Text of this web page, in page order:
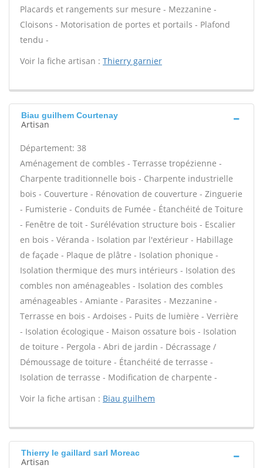
Placards et rangements sur mesure - Mezzanine -
Cloisons - Motorisation de portes et portails - Plafond
tendu -
Voir la fiche artisan : Thierry garnier
Biau guilhem Courtenay
Artisan
Département: 38
Aménagement de combles - Terrasse tropézienne -
Charpente traditionnelle bois - Charpente industrielle
bois - Couverture - Rénovation de couverture - Zinguerie
- Fumisterie - Conduits de Fumée - Étanchéité de Toiture
- Fenêtre de toit - Surélévation structure bois - Escalier
en bois - Véranda - Isolation par l'extérieur - Habillage
de façade - Plaque de plâtre - Isolation phonique -
Isolation thermique des murs intérieurs - Isolation des
combles non aménageables - Isolation des combles
aménageables - Amiante - Parasites - Mezzanine -
Terrasse en bois - Ardoises - Puits de lumière - Verrière
- Isolation écologique - Maison ossature bois - Isolation
de toiture - Pergola - Abri de jardin - Décrassage /
Démoussage de toiture - Étanchéité de terrasse -
Isolation de terrasse - Modification de charpente -
Voir la fiche artisan : Biau guilhem
Thierry le gaillard sarl Moreac
Artisan